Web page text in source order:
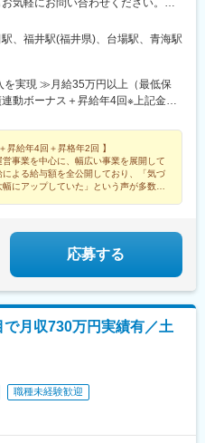
気軽にお問い合わせください。≪
京を拠点に地方都市に貢献≫■東京
ダイバーシティ東京 オフィスタワ
郡山市八山田3丁目22■北陸オフィ
、福井駅(福井県)、台場駅、青海駅
実現 ≫月給35万円以上（最低保
動ボーナス＋昇給年4回※上記金額
6ヶ月の試用期間あり（期間中は月
固定残業代7万8300円～を含む/
力を考慮の上、金額を決定しま
昇給年4回＋昇格年2回 】
営事業を中心に、幅広い事業を展開して
による給与額を全公開しており、「気づ
にアップしていた」という声が多数。
応募する
月収730万円実績有／土
職種未経験歓迎